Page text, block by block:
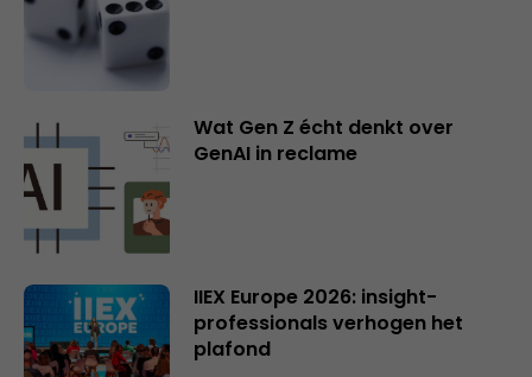
Wat Gen Z écht denkt over
GenAI in reclame
IIEX Europe 2026: insight-
professionals verhogen het
plafond